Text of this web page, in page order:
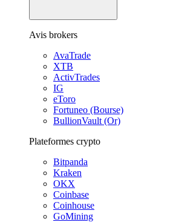
Avis brokers
AvaTrade
XTB
ActivTrades
IG
eToro
Fortuneo (Bourse)
BullionVault (Or)
Plateformes crypto
Bitpanda
Kraken
OKX
Coinbase
Coinhouse
GoMining